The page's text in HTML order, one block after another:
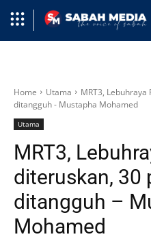
Home Utama
MRT3,
ditangguh - Mustapha Mohamed
Utama
MRT3,
diteruskan, 30
ditangguh –
Mohamed